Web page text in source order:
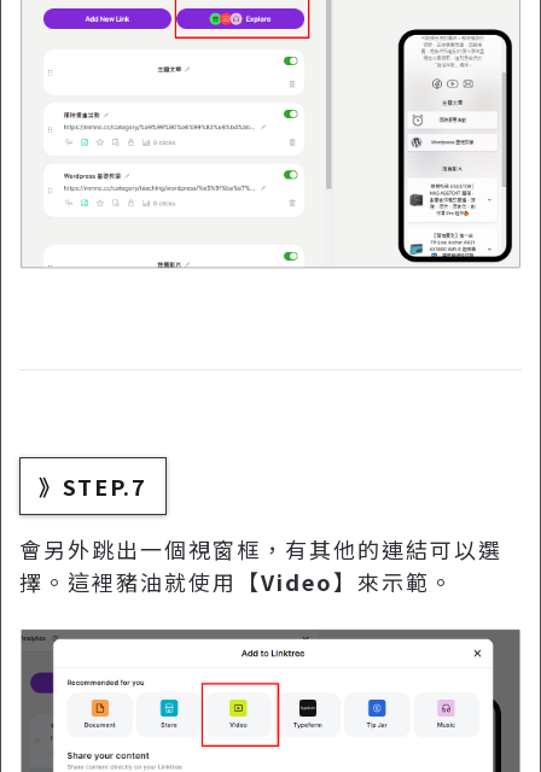
》STEP.7
會另外跳出一個視窗框，有其他的連結可以選
擇。這裡豬油就使用【Video】來示範。